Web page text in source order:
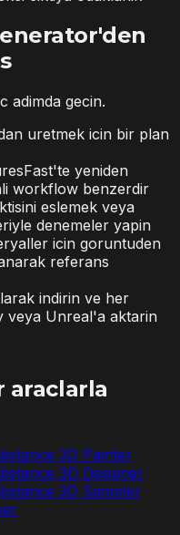
adimda gecin.
uretmek icin bir plan
yeniden
workflow benzerdir
eslemek veya
denemeler yapin
icin goruntuden
referans
indirin ve her
veya Unreal'a aktarin
araclarla
3D Painter
3D Designer
3D Sampler